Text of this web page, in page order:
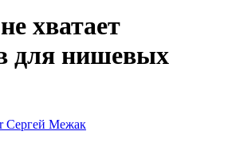
хватает
для нишевых
Сергей Межак